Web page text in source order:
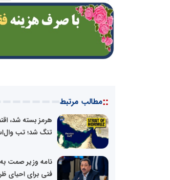
::مطالب مرتبط
هرمز بسته شد،
تنگ شد؛ تب
نامه وزیر صمت
فنی برای احیای